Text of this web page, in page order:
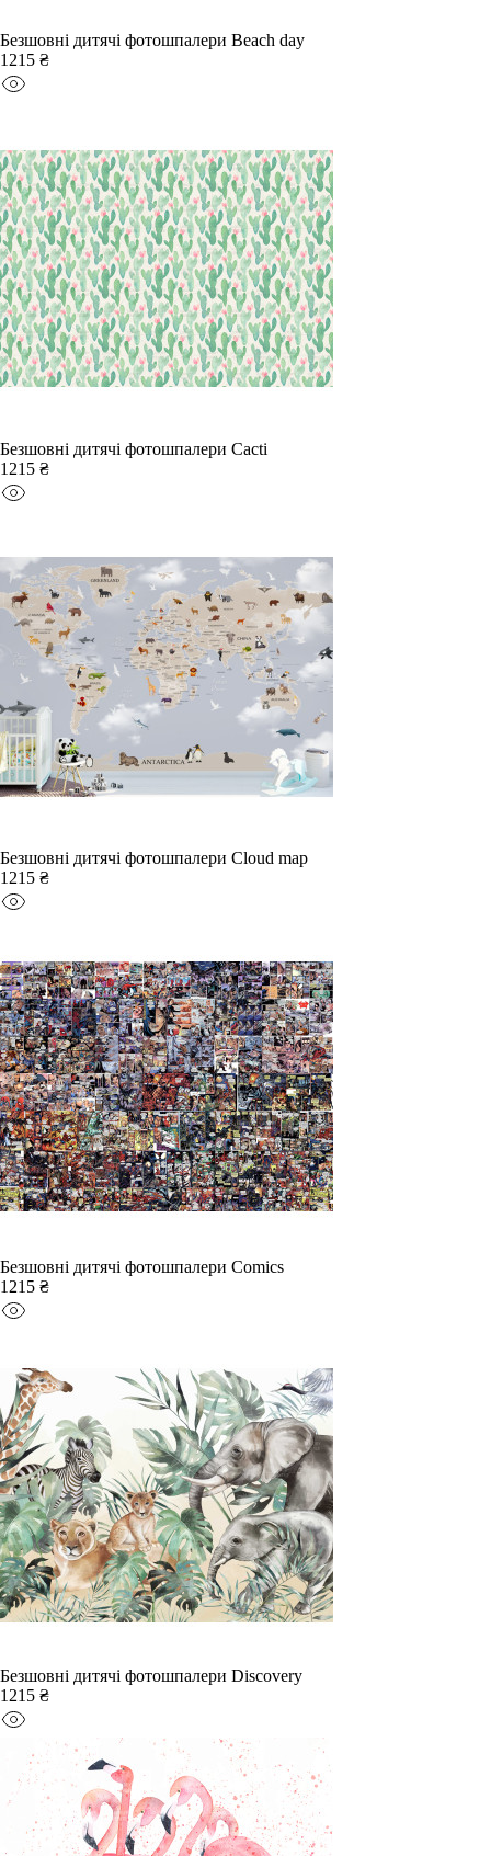
Безшовні дитячі фотошпалери Beach day
1215 ₴
Безшовні дитячі фотошпалери Cacti
1215 ₴
Безшовні дитячі фотошпалери Cloud map
1215 ₴
Безшовні дитячі фотошпалери Comics
1215 ₴
Безшовні дитячі фотошпалери Discovery
1215 ₴